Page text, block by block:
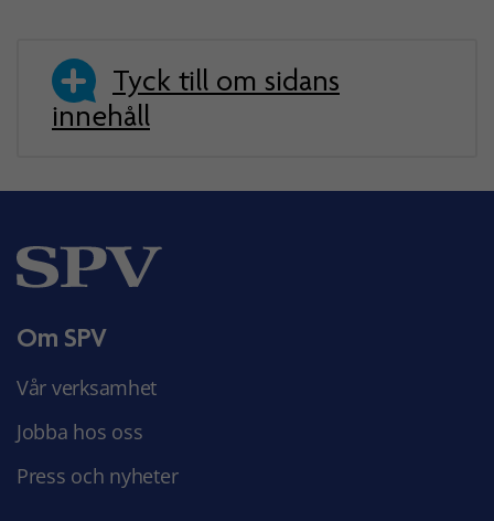
Tyck till om sidans
innehåll
Om SPV
Vår verksamhet
Jobba hos oss
Press och nyheter